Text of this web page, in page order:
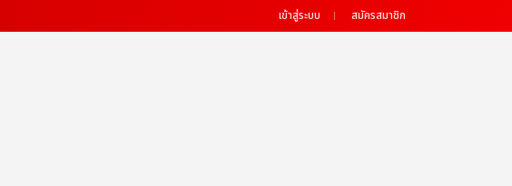
เข้าสู่ระบบ สมัครสมาชิก